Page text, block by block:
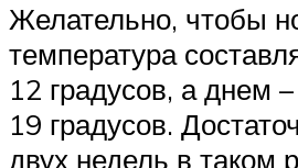
Желательно, чтобы
температура
12 градусов, а днем
19 градусов.
двух недель в таком